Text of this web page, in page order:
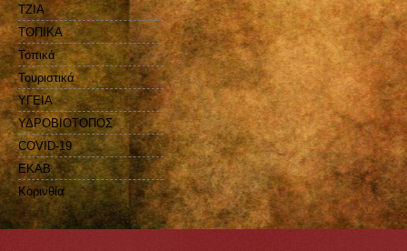
ΤΖΙΑ
ΤΟΠΙΚΑ
Τοπικά
Τουριστικά
ΥΓΕΙΑ
ΥΔΡΟΒΙΟΤΟΠΟΣ
COVID-19
EKAB
Kορινθία